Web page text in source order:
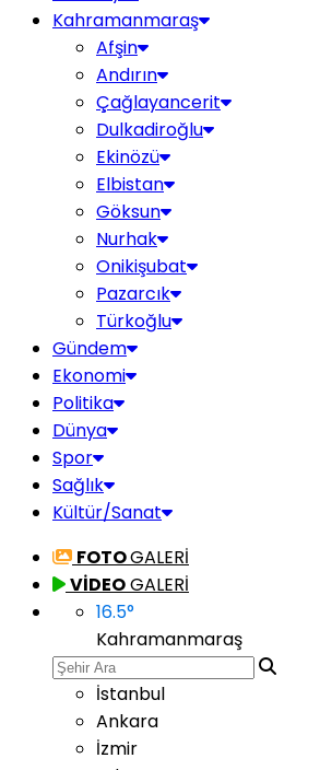
Kahramanmaraş
Afşin
Andırın
Çağlayancerit
Dulkadiroğlu
Ekinözü
Elbistan
Göksun
Nurhak
Onikişubat
Pazarcık
Türkoğlu
Gündem
Ekonomi
Politika
Dünya
Spor
Sağlık
Kültür/Sanat
FOTOGALERİ
VİDEOGALERİ
16.5°
Kahramanmaraş
İstanbul
Ankara
İzmir